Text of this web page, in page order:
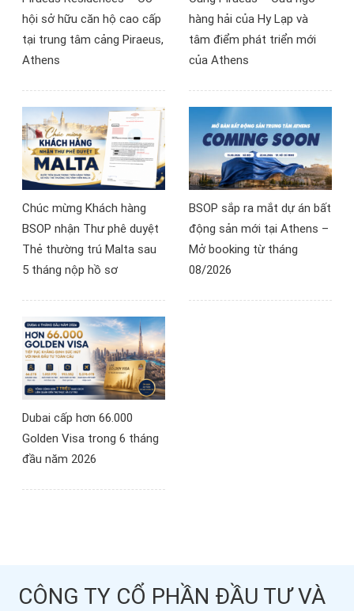
tiếp cận thị trường bất
động sản châu Âu.
hội sở hữu căn hộ cao cấp
tại trung tâm cảng Piraeus,
Athens
hàng hải của Hy Lạp và
tâm điểm phát triển mới
của Athens
Chúc mừng Khách hàng
BSOP nhận Thư phê duyệt
Thẻ thường trú Malta sau
5 tháng nộp hồ sơ
BSOP sắp ra mắt dự án bất
động sản mới tại Athens –
Mở booking từ tháng
08/2026
Dubai cấp hơn 66.000
Golden Visa trong 6 tháng
đầu năm 2026
CÔNG TY CỔ PHẦN ĐẦU TƯ VÀ